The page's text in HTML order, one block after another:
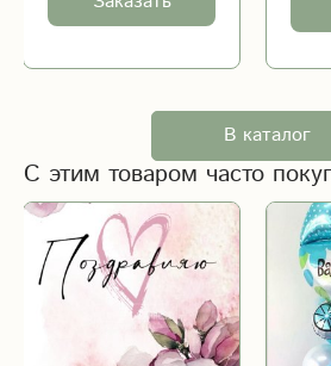
В каталог
С этим товаром часто